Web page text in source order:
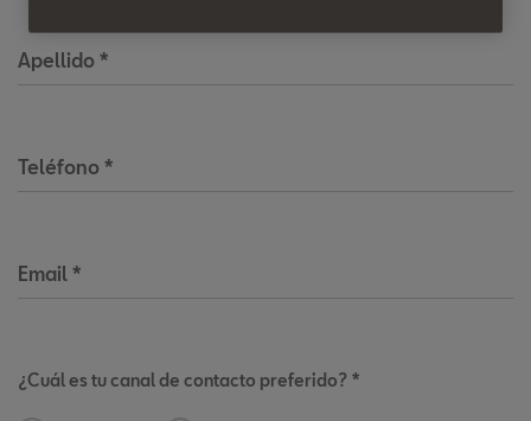
Apellido *
Teléfono *
Email *
¿Cuál es tu canal de contacto preferido? *